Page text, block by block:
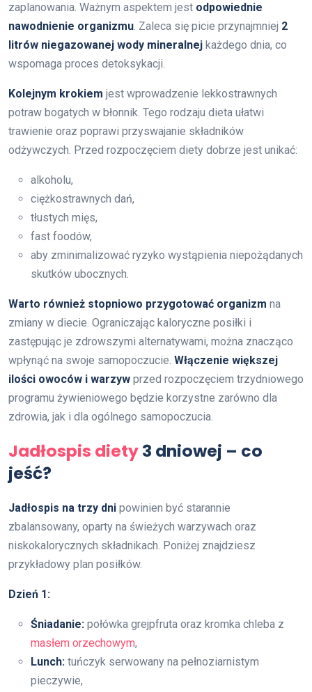
zaplanowania. Ważnym aspektem jest odpowiednie
nawodnienie organizmu. Zaleca się picie przynajmniej 2
litrów niegazowanej wody mineralnej każdego dnia, co
wspomaga proces detoksykacji.
Kolejnym krokiem jest wprowadzenie lekkostrawnych
potraw bogatych w błonnik. Tego rodzaju dieta ułatwi
trawienie oraz poprawi przyswajanie składników
odżywczych. Przed rozpoczęciem diety dobrze jest unikać:
alkoholu,
ciężkostrawnych dań,
tłustych mięs,
fast foodów,
aby zminimalizować ryzyko wystąpienia niepożądanych
skutków ubocznych.
Warto również stopniowo przygotować organizm na
zmiany w diecie. Ograniczając kaloryczne posiłki i
zastępując je zdrowszymi alternatywami, można znacząco
wpłynąć na swoje samopoczucie. Włączenie większej
ilości owoców i warzyw przed rozpoczęciem trzydniowego
programu żywieniowego będzie korzystne zarówno dla
zdrowia, jak i dla ogólnego samopoczucia.
Jadłospis diety3 dniowej – co
jeść?
Jadłospis na trzy dni powinien być starannie
zbalansowany, oparty na świeżych warzywach oraz
niskokalorycznych składnikach. Poniżej znajdziesz
przykładowy plan posiłków.
Dzień 1:
Śniadanie: połówka grejpfruta oraz kromka chleba z
masłem orzechowym,
Lunch: tuńczyk serwowany na pełnoziarnistym
pieczywie,